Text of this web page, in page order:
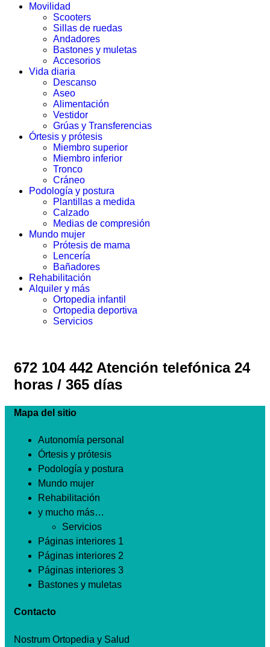
Movilidad
Scooters
Sillas de ruedas
Andadores
Bastones y muletas
Accesorios
Vida diaria
Descanso
Aseo
Alimentación
Vestidor
Grúas y Transferencias
Órtesis y prótesis
Miembro superior
Miembro inferior
Tronco
Cráneo
Podología y postura
Plantillas a medida
Calzado
Medias de compresión
Mundo mujer
Prótesis de mama
Lencería
Bañadores
Rehabilitación
Alquiler y más
Ortopedia infantil
Ortopedia deportiva
Servicios
672 104 442 Atención telefónica 24
horas / 365 días
Mapa del sitio
Autonomía personal
Órtesis y prótesis
Podología y postura
Mundo mujer
Rehabilitación
y mucho más…
Servicios
Páginas interiores 1
Páginas interiores 2
Páginas interiores 3
Bastones y muletas
Contacto
Nostrum Ortopedia y Salud